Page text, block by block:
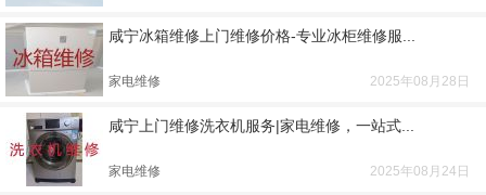
咸宁冰箱维修上门维修价格-专业冰柜维修服...
家电维修 2025年08月28日
咸宁上门维修洗衣机服务|家电维修，一站式...
家电维修 2025年08月24日